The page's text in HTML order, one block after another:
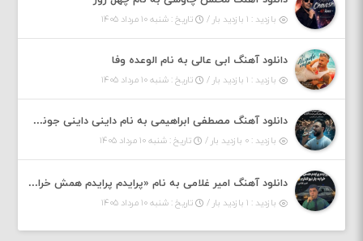
بازدید : ۱ بازدید بار / تاریخ : شنبه ۱۰ مرداد ۱۴۰۵
دانلود آهنگ ابی عالی به نام الوعده وفا
بازدید : ۱ بازدید بار / تاریخ : شنبه ۱۰ مرداد ۱۴۰۵
دانلود آهنگ مصطفی ابراهیمی به نام داینی داینی جونم قربون پنج تیر پرونم
بازدید : ۰ بازدید بار / تاریخ : شنبه ۱۰ مرداد ۱۴۰۵
دانلود آهنگ امیر غلامی به نام «پرایدم پرایدم همش خرابه یار نیو کنارم دیگه پولی نداروم (ریمیکس اینستاگرام)»
بازدید : ۱ بازدید بار / تاریخ : شنبه ۱۰ مرداد ۱۴۰۵